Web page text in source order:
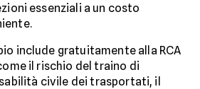
essenziali a un costo
include gratuitamente alla RCA
il rischio del traino di
civile dei trasportati, il